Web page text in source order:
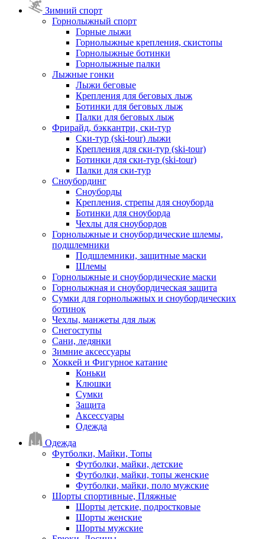
Зимний спорт
Горнолыжный спорт
Горные лыжи
Горнолыжные крепления, скистопы
Горнолыжные ботинки
Горнолыжные палки
Лыжные гонки
Лыжи беговые
Крепления для беговых лыж
Ботинки для беговых лыж
Палки для беговых лыж
Фрирайд, бэккантри, ски-тур
Ски-тур (ski-tour) лыжи
Крепления для ски-тур (ski-tour)
Ботинки для ски-тур (ski-tour)
Палки для ски-тур
Сноубординг
Сноуборды
Крепления, стрепы для сноуборда
Ботинки для сноуборда
Чехлы для сноубордов
Горнолыжные и сноубордические шлемы,
подшлемники
Подшлемники, защитные маски
Шлемы
Горнолыжные и сноубордические маски
Горнолыжная и сноубордическая защита
Сумки для горнолыжных и сноубордических
ботинок
Чехлы, манжеты для лыж
Снегоступы
Сани, ледянки
Зимние аксессуары
Хоккей и Фигурное катание
Коньки
Клюшки
Сумки
Защита
Аксессуары
Одежда
Одежда
Футболки, Майки, Топы
Футболки, майки, детские
Футболки, майки, топы женские
Футболки, майки, поло мужские
Шорты спортивные, Пляжные
Шорты детские, подростковые
Шорты женские
Шорты мужские